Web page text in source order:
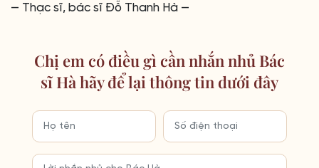
— Thạc sĩ, bác sĩ Đỗ Thanh Hà —
Chị em có điều gì cần nhắn nhủ Bác
sĩ Hà hãy để lại thông tin dưới đây